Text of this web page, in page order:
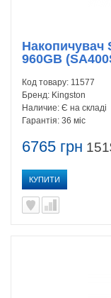
6765 грн
КУПИТИ
Накопичувач
960GB
Код товару: 11577
Бренд: Kingston
Наличие: Є на складі
Гарантія: 36 міс